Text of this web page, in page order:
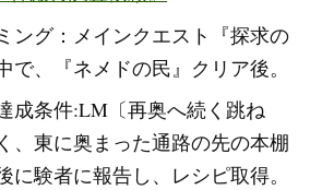
ング：メインクエスト『探求の
で、『ネメドの民』クリア後。
成条件:LM〔再奥へ続く跳ね
、東に奥まった通路の先の本棚
に験者に報告し、レシピ取得。